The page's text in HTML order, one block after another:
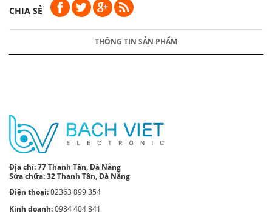
CHIA SẺ
THÔNG TIN SẢN PHẨM
Địa chỉ:77 Thanh Tân, Đà Nẵng
Sửa chữa: 32 Thanh Tân, Đà Nẵng
Điện thoại:02363 899 354
Kinh doanh:0984 404 841